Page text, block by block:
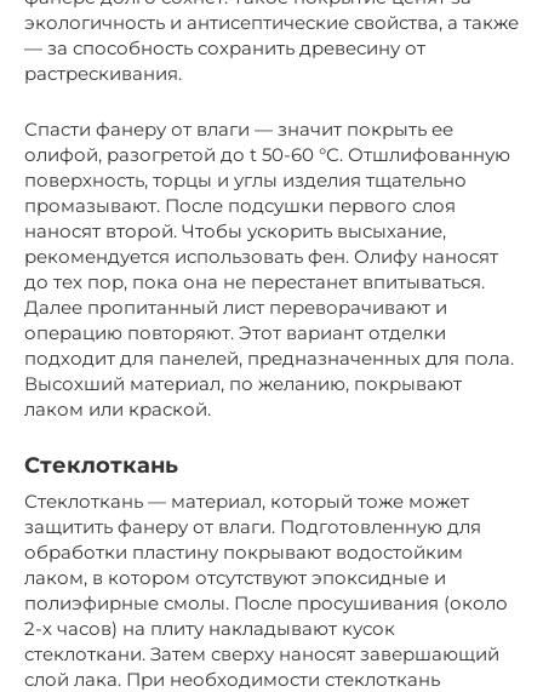
экологичность и антисептические свойства, а также
— за способность сохранить древесину от
растрескивания.
Спасти фанеру от влаги — значит покрыть ее
олифой, разогретой до t 50-60 °С. Отшлифованную
поверхность, торцы и углы изделия тщательно
промазывают. После подсушки первого слоя
наносят второй. Чтобы ускорить высыхание,
рекомендуется использовать фен. Олифу наносят
до тех пор, пока она не перестанет впитываться.
Далее пропитанный лист переворачивают и
операцию повторяют. Этот вариант отделки
подходит для панелей, предназначенных для пола.
Высохший материал, по желанию, покрывают
лаком или краской.
Стеклоткань
Стеклоткань — материал, который тоже может
защитить фанеру от влаги. Подготовленную для
обработки пластину покрывают водостойким
лаком, в котором отсутствуют эпоксидные и
полиэфирные смолы. После просушивания (около
2-х часов) на плиту накладывают кусок
стеклоткани. Затем сверху наносят завершающий
слой лака. При необходимости стеклоткань